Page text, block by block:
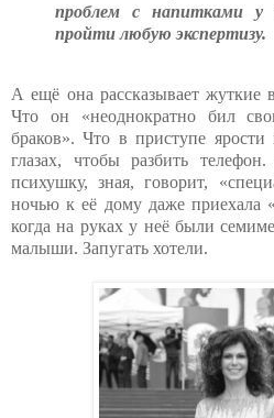
проблем с напитками
пройти любую экспертизу.
А ещё она рассказывает жуткие
Что он «неоднократно бил
браков». Что в приступе
глазах, чтобы разбить
психушку, зная, говорит,
ночью к её дому даже приехала
когда на руках у неё были
малыши. Запугать хотели.